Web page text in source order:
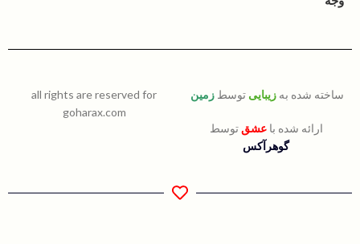
ساخته شده به زیبایی توسط زمین
ارائه شده باعشق توسط
گوهرآکس
all rights are reserved for
goharax.com